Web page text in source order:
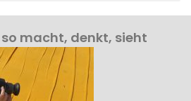
macht, denkt, sieht